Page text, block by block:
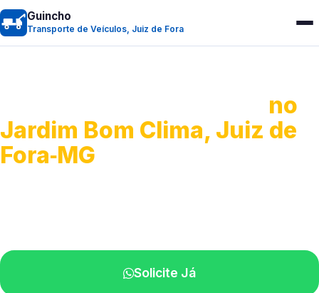
Guincho
Transporte de Veículos, Juiz de Fora
no
Jardim Bom Clima, Juiz de
Fora‑MG
Solicite Já